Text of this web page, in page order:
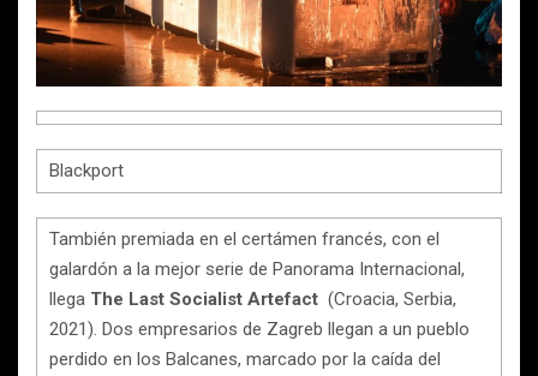
Blackport
También premiada en el certámen francés, con el
galardón a la mejor serie de Panorama Internacional,
llega The Last Socialist Artefact (Croacia, Serbia,
2021). Dos empresarios de Zagreb llegan a un pueblo
perdido en los Balcanes, marcado por la caída del